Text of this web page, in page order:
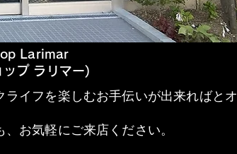
Larimar
ップ ラリマー)
イフを楽しむお手伝いが出来ればとオ
お気軽にご来店ください。